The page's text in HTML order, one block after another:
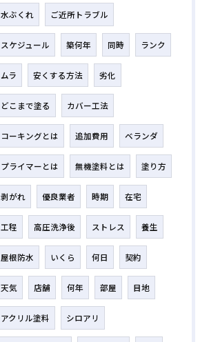
水ぶくれ ご近所トラブル
スケジュール 築何年 同時 ランク
ムラ 安くする方法 劣化
どこまで塗る カバー工法
コーキングとは 追加費用 ベランダ
プライマーとは 無機塗料とは 塗り方
剥がれ 優良業者 時期 在宅
工程 高圧洗浄後 ストレス 養生
屋根防水 いくら 何日 契約
天気 店舗 何年 部屋 目地
アクリル塗料 シロアリ